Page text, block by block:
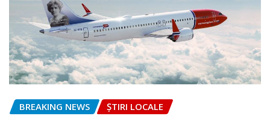
BREAKING NEWS ȘTIRI LOCALE